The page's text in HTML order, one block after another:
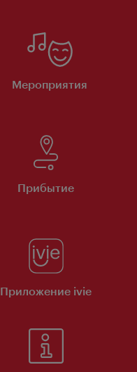
Мероприятия
Прибытие
Приложение ivie